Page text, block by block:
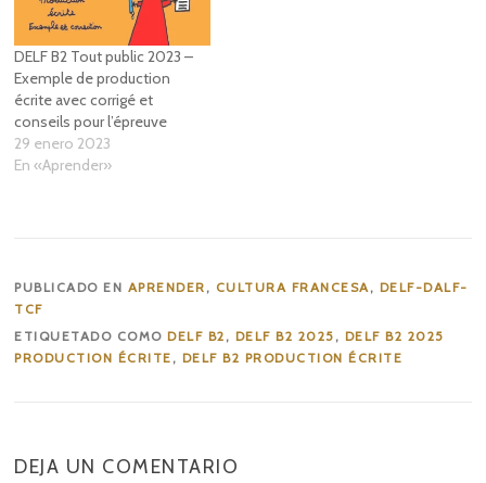
DELF B2 Tout public 2023 –
Exemple de production
écrite avec corrigé et
conseils pour l’épreuve
29 enero 2023
En «Aprender»
PUBLICADO EN APRENDER , CULTURA FRANCESA , DELF-DALF-
TCF
ETIQUETADO COMODELF B2 , DELF B2 2025 , DELF B2 2025
PRODUCTION ÉCRITE , DELF B2 PRODUCTION ÉCRITE
DEJA UN COMENTARIO